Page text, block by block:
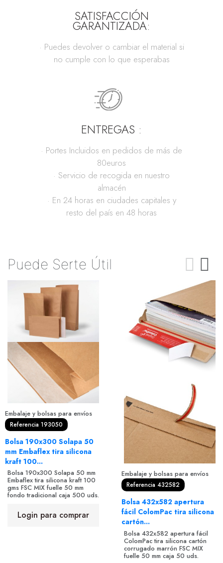
SATISFACCIÓN
GARANTIZADA:
· Puedes devolver o cambiar el material si
no cumple con lo que esperabas
ENTREGAS :
· Portes Incluidos en pedidos de más de
80euros
· Servicio de recogida en nuestro
almacén
· En 24 horas en ciudades capitales y
resto del país en 48 horas
Puede Serte Útil
Embalaje y bolsas para envíos
Referencia 193050
Bolsa 190x300 Solapa 50
mm Embaflex tira silicona
kraft 100...
Bolsa 190x300 Solapa 50 mm
Embaflex tira silicona kraft 100
gms FSC MIX fuelle 50 mm
fondo tradicional caja 500 uds.
Login para comprar
Embalaje y bolsas para envíos
Referencia 432582
Bolsa 432x582 apertura
fácil ColomPac tira silicona
cartón...
Bolsa 432x582 apertura fácil
ColomPac tira silicona cartón
corrugado marrón FSC MIX
fuelle 50 mm caja 50 uds.